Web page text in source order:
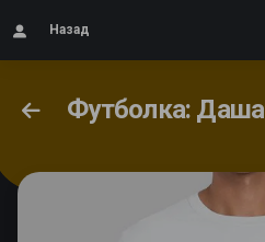
Назад
Футболка: Даша